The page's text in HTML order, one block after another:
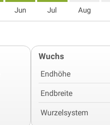
Jun Jul Aug
Wuchs
Endhöhe
Endbreite
Wurzelsystem